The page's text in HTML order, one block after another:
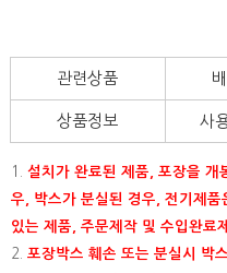
관련상품
상품정보 사
1. 설치가 완료된 제품, 포장을 개
우, 박스가 분실된 경우, 전기제품
있는 제품, 주문제작 및 수입완료
2. 포장박스 훼손 또는 분실시 박